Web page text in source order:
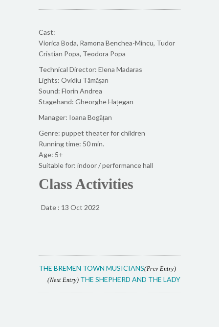
Cast:
Viorica Boda, Ramona Benchea-Mincu, Tudor
Cristian Popa, Teodora Popa
Technical Director: Elena Madaras
Lights: Ovidiu Tămășan
Sound: Florin Andrea
Stagehand: Gheorghe Hațegan
Manager: Ioana Bogățan
Genre: puppet theater for children
Running time: 50 min.
Age: 5+
Suitable for: indoor / performance hall
Class Activities
Date : 13 Oct 2022
THE BREMEN TOWN MUSICIANS(Prev Entry)
(Next Entry) THE SHEPHERD AND THE LADY